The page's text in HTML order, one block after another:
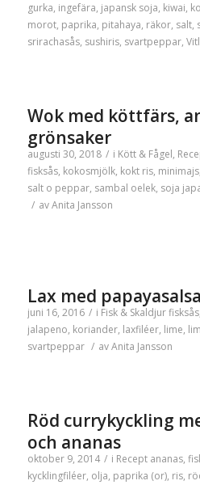
gurka, ingefära, japansk soja, kiwai,
morot, paprika, pitahaya, räkor, salt,
srirachasås, sushiris, svartpeppar,
Wok med köttfärs,
grönsaker
augusti 30, 2018 / i Kött & Fågel,
fisksås, kokosmjölk, kokt ris, minimajs,
salt o peppar, sambal oelek, soja
/ avAnita Jansson
Lax med papayasalsa
juni 16, 2016 / i Fisk & Skaldjur fisksås,
jalapeno, koriander, laxfiléer, lime,
svartpeppar / avAnita Jansson
Röd currykyckling
och ananas
oktober 9, 2014 / i Recept ananas,
kycklingfiléer, olja, paprika (or), ris,